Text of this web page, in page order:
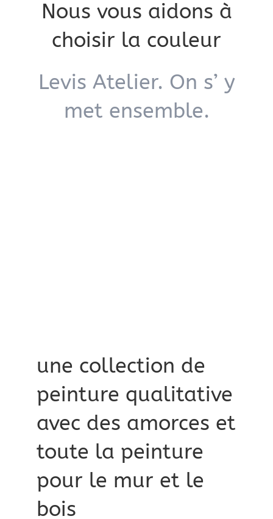
Nous vous aidons à
choisir la couleur
Levis Atelier. On s’ y
met ensemble.
une collection de
peinture qualitative
avec des amorces et
toute la peinture
pour le mur et le
bois